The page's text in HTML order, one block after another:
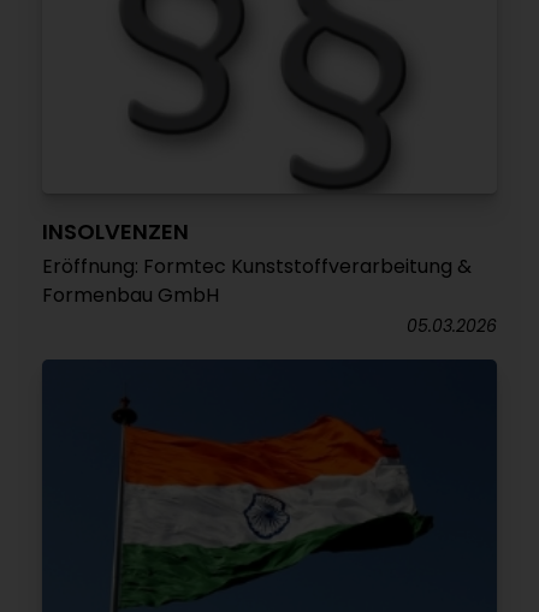
INSOLVENZEN
Eröffnung: Formtec Kunststoffverarbeitung &
Formenbau GmbH
05.03.2026